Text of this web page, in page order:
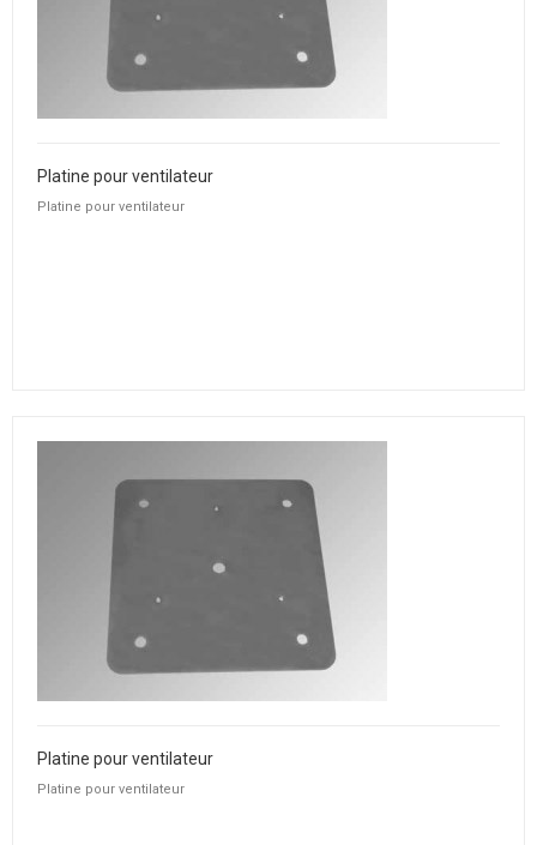
Platine pour ventilateur
Platine pour ventilateur
Platine pour ventilateur
Platine pour ventilateur